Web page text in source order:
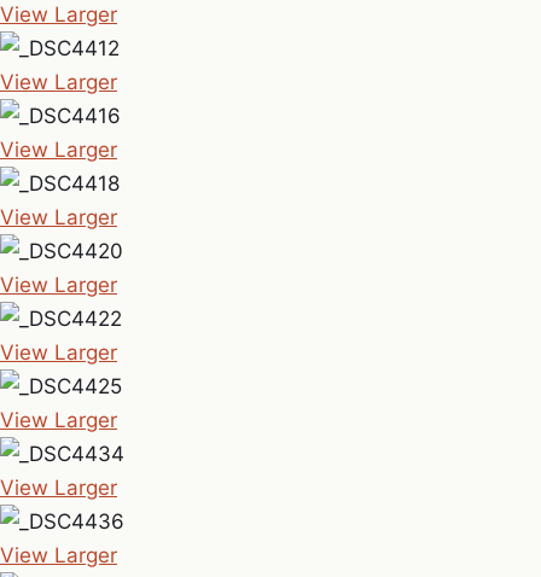
View Larger
View Larger
View Larger
View Larger
View Larger
View Larger
View Larger
View Larger
View Larger